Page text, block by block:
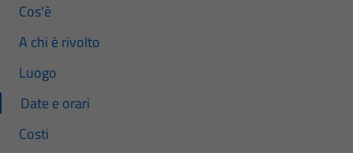
Cos'è
A chi è rivolto
Luogo
Date e orari
Costi